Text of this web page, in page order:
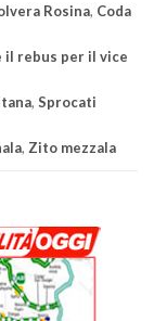
Rosina, Coda
il rebus per il vice
, Sprocati
, Zito mezzala